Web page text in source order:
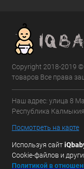
Copyright 2018-2019 ©
товаров Все права
Наш адрес: улица 8
Республика Калмыкия
Посмотреть на карте
Используя сайт
Cookie-файлов и
Политикой в